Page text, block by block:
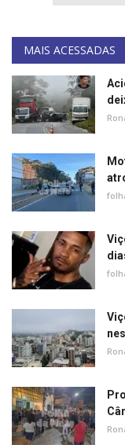
MAIS ACESSADAS